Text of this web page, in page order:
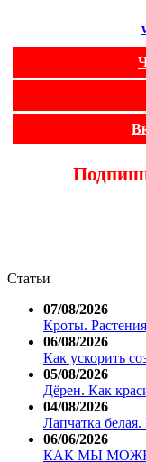
Статьи
07/08/2026
Кроты.
06/08/2026
Как ускорить
05/08/2026
Дёрен. Как
04/08/2026
Лапчатка
06/06/2026
КАК МЫ